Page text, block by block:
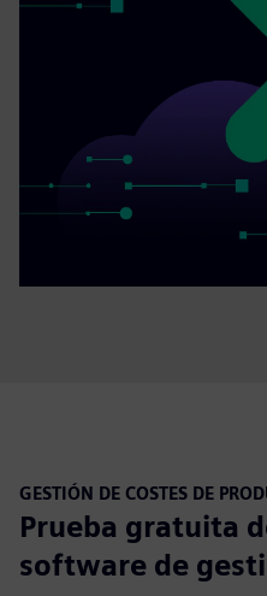
GESTIÓN DE COSTES DE
Prueba gratuita
software de